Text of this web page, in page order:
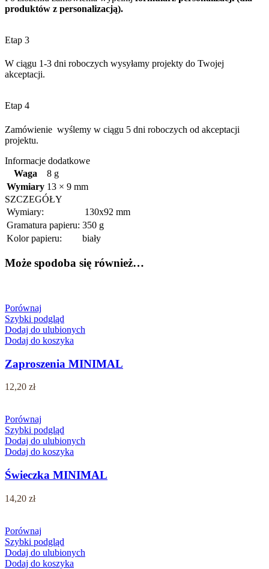
produktów z personalizacją).
Etap 3
W ciągu 1-3 dni roboczych wysyłamy projekty do Twojej
akceptacji.
Etap 4
Zamówienie wyślemy w ciągu 5 dni roboczych od akceptacji
projektu.
Informacje dodatkowe
Waga
8 g
Wymiary 13 × 9 mm
SZCZEGÓŁY
Wymiary:
130x92 mm
Gramatura papieru: 350 g
Kolor papieru:
biały
Może spodoba się również…
Porównaj
Szybki podgląd
Dodaj do ulubionych
Dodaj do koszyka
Zaproszenia MINIMAL
12,20 zł
Porównaj
Szybki podgląd
Dodaj do ulubionych
Dodaj do koszyka
Świeczka MINIMAL
14,20 zł
Porównaj
Szybki podgląd
Dodaj do ulubionych
Dodaj do koszyka